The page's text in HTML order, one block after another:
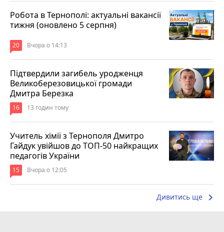
Робота в Тернополі: актуальні вакансії
тижня (оновлено 5 серпня)
20 Вчора о 14:13
Підтвердили загибель уродженця
Великоберезовицької громади
Дмитра Березка
16 13 годин тому
Учитель хімії з Тернополя Дмитро
Гайдук увійшов до ТОП-50 найкращих
педагогів України
15 Вчора о 12:05
Дивитись ще keyboard_arrow_right